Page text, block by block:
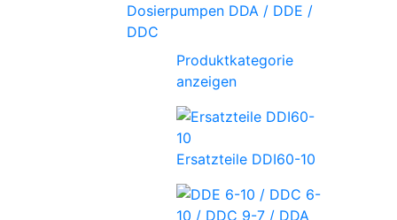
Dosierpumpen DDA / DDE /
DDC
Produktkategorie
anzeigen
Ersatzteile DDI60-10